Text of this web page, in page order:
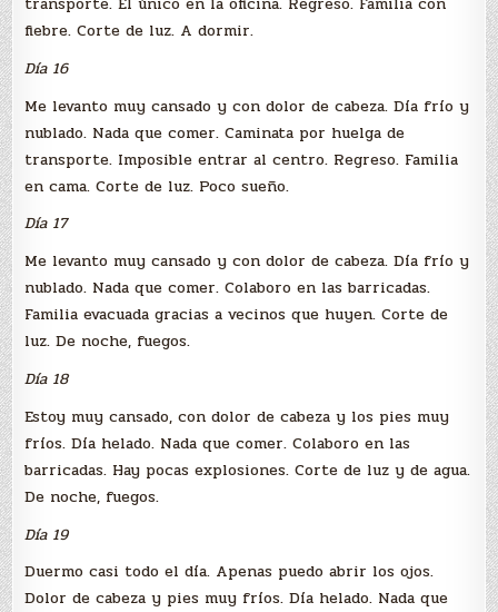
fiebre. Corte de luz. A dormir.
Día 16
Me levanto muy cansado y con dolor de cabeza. Día frío y
nublado. Nada que comer. Caminata por huelga de
transporte. Imposible entrar al centro. Regreso. Familia
en cama. Corte de luz. Poco sueño.
Día 17
Me levanto muy cansado y con dolor de cabeza. Día frío y
nublado. Nada que comer. Colaboro en las barricadas.
Familia evacuada gracias a vecinos que huyen. Corte de
luz. De noche, fuegos.
Día 18
Estoy muy cansado, con dolor de cabeza y los pies muy
fríos. Día helado. Nada que comer. Colaboro en las
barricadas. Hay pocas explosiones. Corte de luz y de agua.
De noche, fuegos.
Día 19
Duermo casi todo el día. Apenas puedo abrir los ojos.
Dolor de cabeza y pies muy fríos. Día helado. Nada que